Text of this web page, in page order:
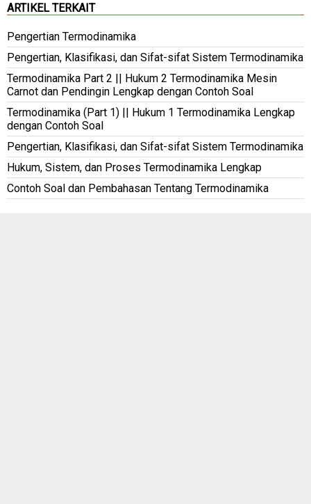
ARTIKEL TERKAIT
Pengertian Termodinamika
Pengertian, Klasifikasi, dan Sifat-sifat Sistem Termodinamika
Termodinamika Part 2 || Hukum 2 Termodinamika Mesin
Carnot dan Pendingin Lengkap dengan Contoh Soal
Termodinamika (Part 1) || Hukum 1 Termodinamika Lengkap
dengan Contoh Soal
Pengertian, Klasifikasi, dan Sifat-sifat Sistem Termodinamika
Hukum, Sistem, dan Proses Termodinamika Lengkap
Contoh Soal dan Pembahasan Tentang Termodinamika